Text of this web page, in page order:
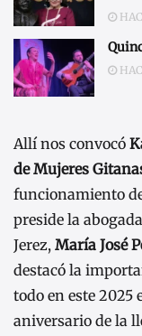
Allí nos convocó
de Mujeres
funcionamiento
preside la abogada
Jerez, María José
destacó la
todo en este 2025
aniversario de la